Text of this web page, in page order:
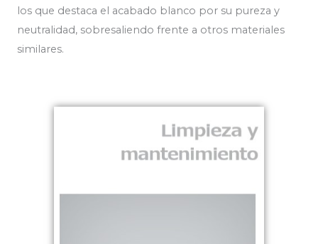
los que destaca el acabado blanco por su pureza y
neutralidad, sobresaliendo frente a otros materiales
similares.